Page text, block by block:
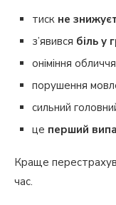
тиск не
з’явився біль у
оніміння
порушення
сильний
це перший
Краще
час.